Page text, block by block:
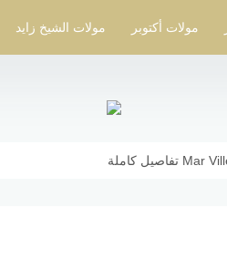
مولات أكتوبر مولات الشيخ زايد